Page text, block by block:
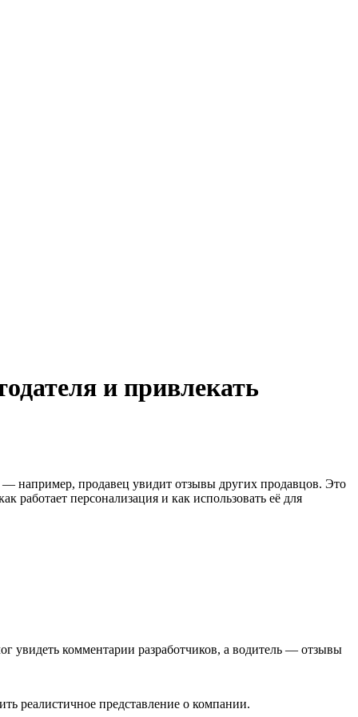
и привлекать
например, продавец увидит отзывы других продавцов. Это
работает персонализация и как использовать её для
увидеть комментарии разработчиков, а водитель — отзывы
реалистичное представление о компании.